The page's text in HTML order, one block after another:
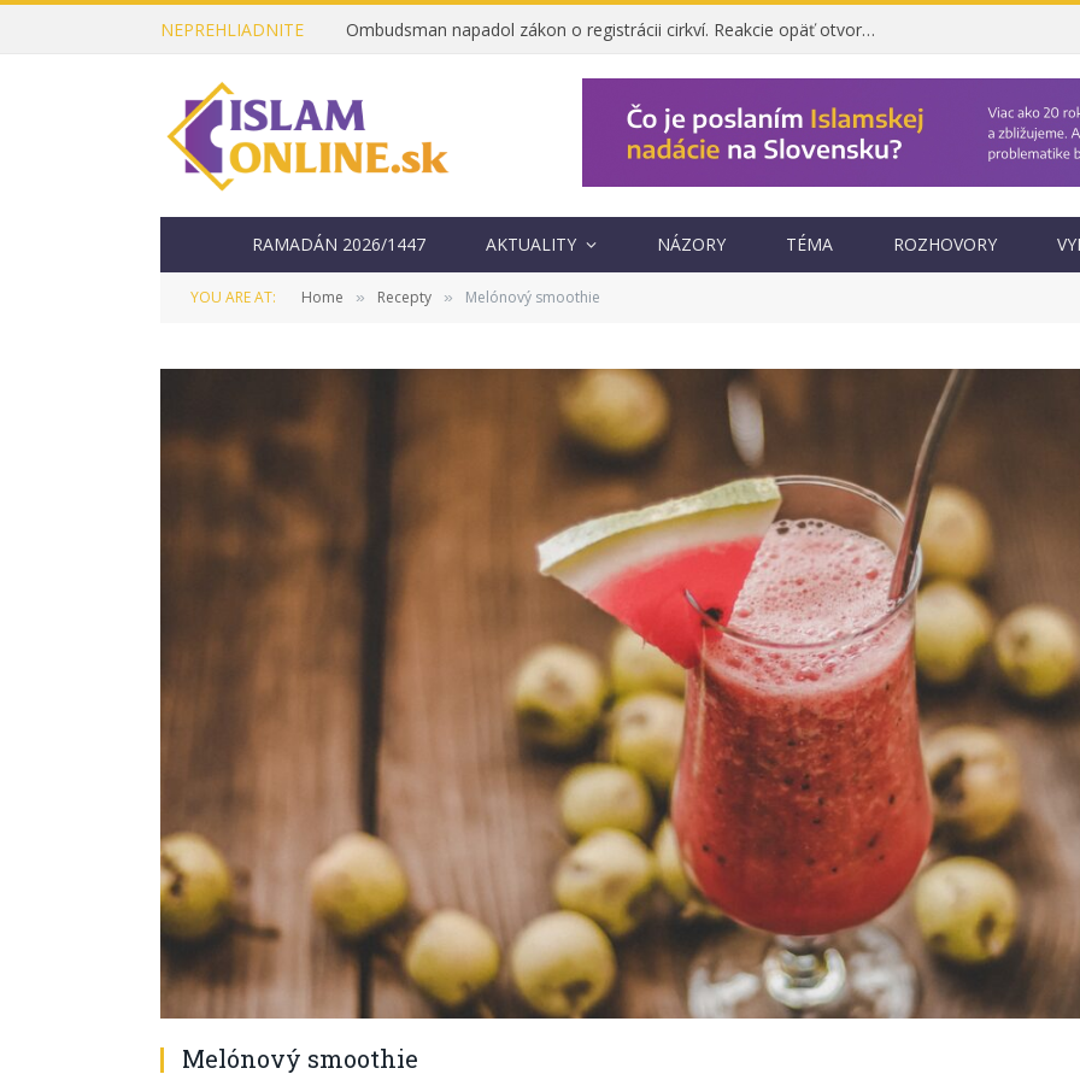
NEPREHLIADNITE Ombudsman napadol zákon o registrácii cirkví. Reakcie opäť otvorili otázku, prečo vznikol
RAMADÁN 2026/1447 AKTUALITY NÁZORY TÉMA ROZHOVORY
YOU ARE AT: Home » Recepty » Melónový smoothie
Melónový smoothie